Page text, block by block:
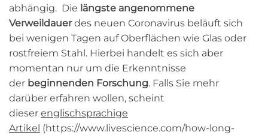
abhängig. Die längste angenommene
Verweildauerdes neuen Coronavirus beläuft sich
bei wenigen Tagen auf Oberflächen wie Glas oder
rostfreiem Stahl. Hierbei handelt es sich aber
momentan nur um die Erkenntnisse
der beginnenden Forschung. Falls Sie mehr
darüber erfahren wollen, scheint
dieser englischsprachige
Artikel (https://www.livescience.com/how-long-